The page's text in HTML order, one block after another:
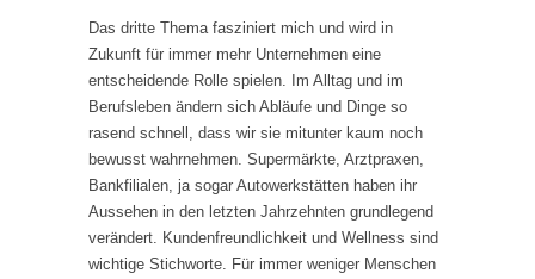
Das dritte Thema fasziniert mich und wird in
Zukunft für immer mehr Unternehmen eine
entscheidende Rolle spielen. Im Alltag und im
Berufsleben ändern sich Abläufe und Dinge so
rasend schnell, dass wir sie mitunter kaum noch
bewusst wahrnehmen. Supermärkte, Arztpraxen,
Bankfilialen, ja sogar Autowerkstätten haben ihr
Aussehen in den letzten Jahrzehnten grundlegend
verändert. Kundenfreundlichkeit und Wellness sind
wichtige Stichworte. Für immer weniger Menschen